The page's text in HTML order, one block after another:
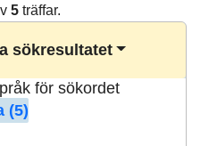
5träffar.
sökresultatet
för sökordet
(5)